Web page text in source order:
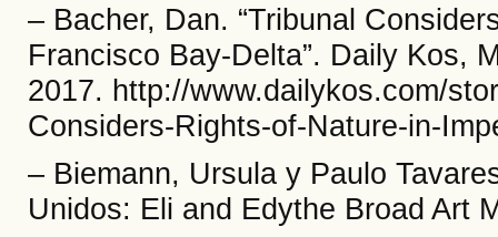
– Bacher, Dan. “Tribunal
Francisco Bay-Delta”. Daily Kos,
2017. http://www.dailykos.com/
Considers-Rights-of-Nature-in-
– Biemann, Ursula y Paulo
Unidos: Eli and Edythe Broad Art